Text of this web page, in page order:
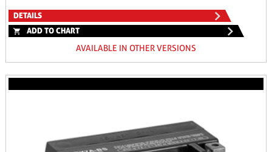
DETAILS
ADD TO CHART
AVAILABLE IN OTHER VERSIONS